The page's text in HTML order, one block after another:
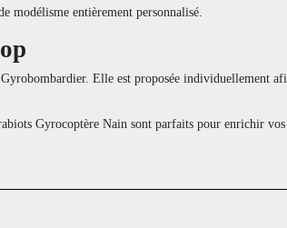
modélisme entièrement personnalisé.
Elle est proposée individuellement
Gyrocoptère Nain sont parfaits pour enrichir